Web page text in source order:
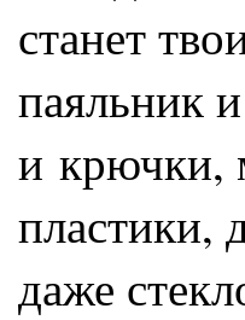
станет
паяльник
и крючки,
пластики,
даже